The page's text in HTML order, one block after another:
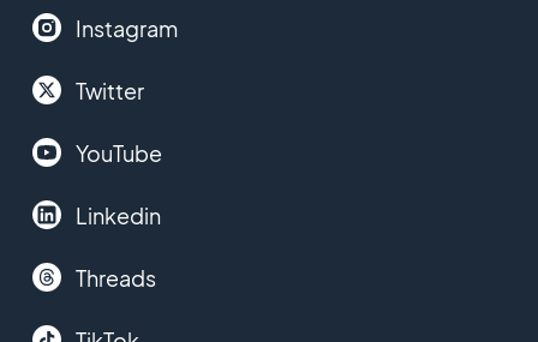
Instagram
Twitter
YouTube
Linkedin
Threads